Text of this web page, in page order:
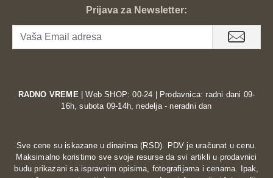
Prijava za Newsletter:
RADNO VREME| Web SHOP: 00-24 | Prodavnica: radni dani 09-
16h, subota 09-14h, nedelja - neradni dan
Sve cene su iskazane u dinarima (RSD). PDV je uračunat u cenu.
Maksimalno koristimo sve svoje resurse da svi artikli u prodavnici
budu prikazani sa ispravnim opisima, fotografijama i cenama. Ipak,